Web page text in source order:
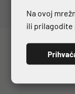
Na ovoj
ili prilagodite